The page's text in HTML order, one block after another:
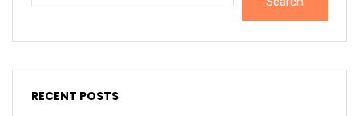
RECENT POSTS